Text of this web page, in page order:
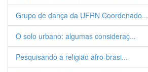
Grupo de dança da UFRN Coordenado...
O solo urbano: algumas consideraç...
Pesquisando a religião afro-brasi...